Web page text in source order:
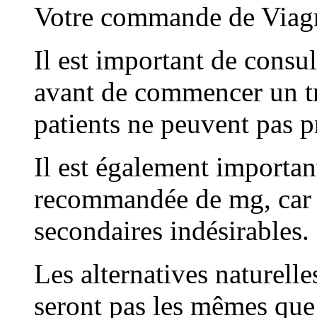
Votre commande de
Il est important de
avant de commencer un
patients ne peuvent pas
Il est également
recommandée de mg,
secondaires indésirables.
Les alternatives
seront pas les mêmes